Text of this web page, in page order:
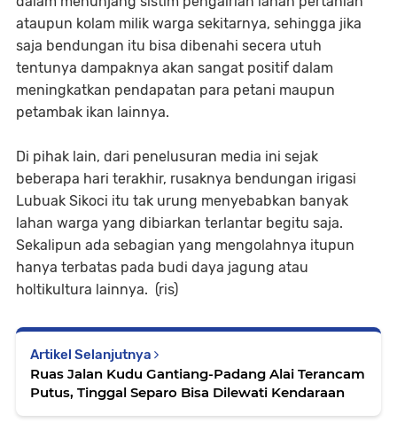
ataupun kolam milik warga sekitarnya, sehingga jika
saja bendungan itu bisa dibenahi secera utuh
tentunya dampaknya akan sangat positif dalam
meningkatkan pendapatan para petani maupun
petambak ikan lainnya.
Di pihak lain, dari penelusuran media ini sejak
beberapa hari terakhir, rusaknya bendungan irigasi
Lubuak Sikoci itu tak urung menyebabkan banyak
lahan warga yang dibiarkan terlantar begitu saja.
Sekalipun ada sebagian yang mengolahnya itupun
hanya terbatas pada budi daya jagung atau
holtikultura lainnya. (ris)
Artikel Selanjutnya
Ruas Jalan Kudu Gantiang-Padang Alai Terancam
Putus, Tinggal Separo Bisa Dilewati Kendaraan